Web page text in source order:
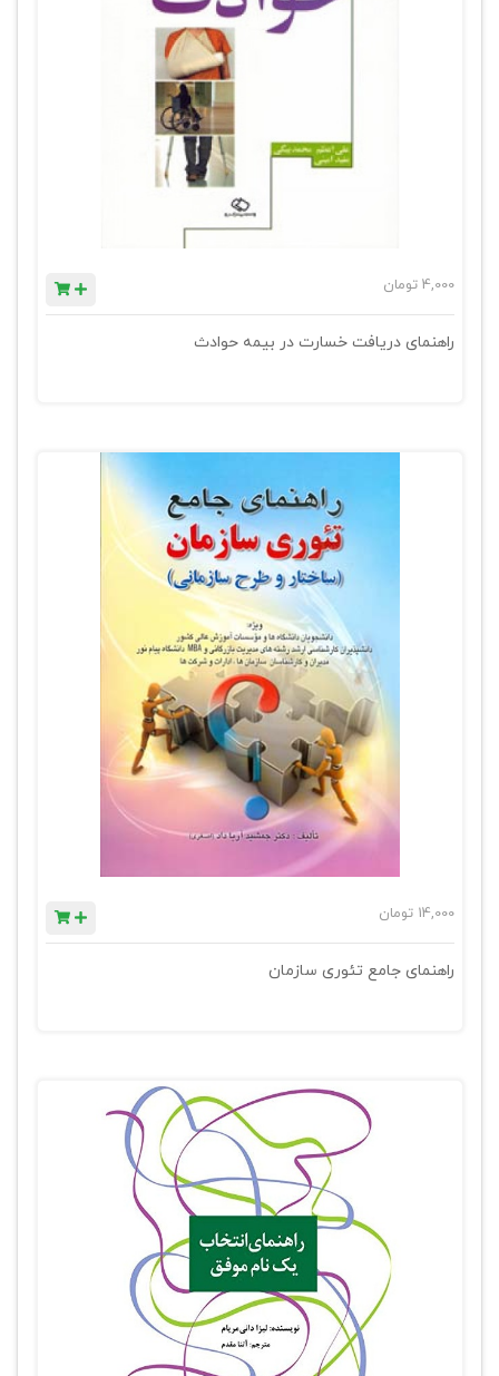
4,000 تومان
راهنمای دریافت خسارت در بیمه حوادث
14,000 تومان
راهنمای جامع تئوری سازمان